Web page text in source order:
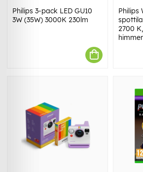
Philips 3-pack LED GU10
3W (35W) 3000K 230lm
Philips
2700